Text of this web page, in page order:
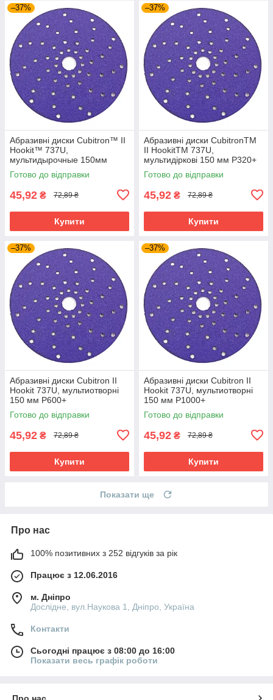
–37%
Абразивні диски Cubitron™ II
Hookit™ 737U,
мультидырочные 150мм
P80+
Готово до відправки
45,92 ₴ 72,89 ₴
Купити
–37%
Абразивні диски CubitronTM
II HookitTM 737U,
мультидіркові 150 мм P320+
Готово до відправки
45,92 ₴ 72,89 ₴
Купити
–37%
Абразивні диски Cubitron II
Hookit 737U, мультиотворні
150 мм P600+
Готово до відправки
45,92 ₴ 72,89 ₴
Купити
–37%
Абразивні диски Cubitron II
Hookit 737U, мультиотворні
150 мм P1000+
Готово до відправки
45,92 ₴ 72,89 ₴
Купити
Показати ще
Про нас
100% позитивних з 252 відгуків за рік
Працює з 12.06.2016
м. Дніпро
Дослідне, вул.Наукова 1, Дніпро, Україна
Контакти
Сьогодні працює з 08:00 до 16:00
Показати весь графік роботи